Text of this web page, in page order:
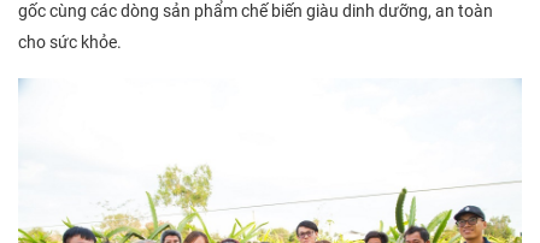
gốc cùng các dòng sản phẩm chế biến giàu dinh dưỡng, an toàn
cho sức khỏe.